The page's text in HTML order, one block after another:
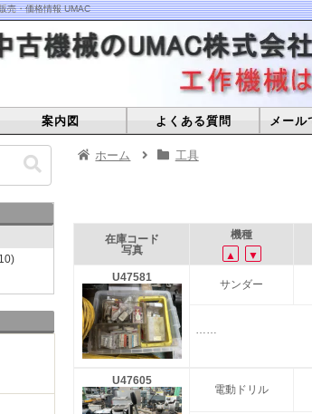
売・価格情報 UMAC
案内図 よくある質問 メール
ホーム 工具
在庫コード
写真
機種
▲
▼
U47581
サンダー
……
U47605
電動ドリル